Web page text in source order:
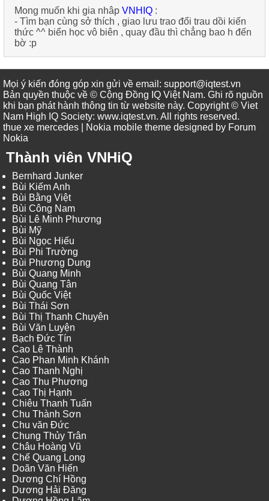
Mong muốn khi gia nhâp VNHIQ:
- Tìm bạn cùng sở thích , giao lưu trao đổi trau dồi kiến
thức ^^ biển học vô biên , quay đầu thì chẳng bao h đến
bờ :p
Mọi ý kiến đóng góp xin gửi về email: support@iqtest.vn
Bản quyền thuộc về © Cộng Đồng IQ Việt Nam. Ghi rõ nguồn
khi bạn phát hành thông tin từ website này. Copyright © Viet
Nam High IQ Society: www.iqtest.vn. All rights reserved.
thue xe mercedes | Nokia mobile theme designed by Forum
Nokia
Thành viên VNHiQ
Bernhard Junker
Bùi Kiếm Anh
Bùi Bằng Việt
Bùi Công Nam
Bùi Lê Minh Phương
Bùi Mỹ
Bùi Ngọc Hiếu
Bùi Phi Trường
Bùi Phương Dung
Bùi Quang Minh
Bùi Quang Tân
Bùi Quốc Việt
Bùi Thái Sơn
Bùi Thị Thanh Chuyên
Bùi Văn Luyện
Bạch Đức Tín
Cao Lê Thành
Cao Phan Minh Khánh
Cao Thanh Nghị
Cao Thu Phương
Cao Thị Hạnh
Chiêu Thanh Tuấn
Chu Thành Sơn
Chu văn Đức
Chung Thủy Trân
Châu Hoàng Vũ
Chế Quang Long
Doãn Văn Hiến
Dương Chí Hồng
Dương Hải Đăng